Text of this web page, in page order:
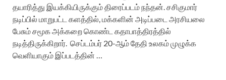
தயாரித்து இயக்கியிருக்கும் திரைப்படம் நந்தன். சசிகுமார்
நடிப்பில் மாறுபட்ட களத்தில், மக்களின் அடிப்படை அரசியலை
பேசும் சமூக அக்கறை கொண்ட கதாபாத்திரத்தில்
நடித்திருக்கிறார். செப்டம்பர் 20-ஆம் தேதி உலகம் முழுக்க
வெளியாகும் இப்படத்தின் …